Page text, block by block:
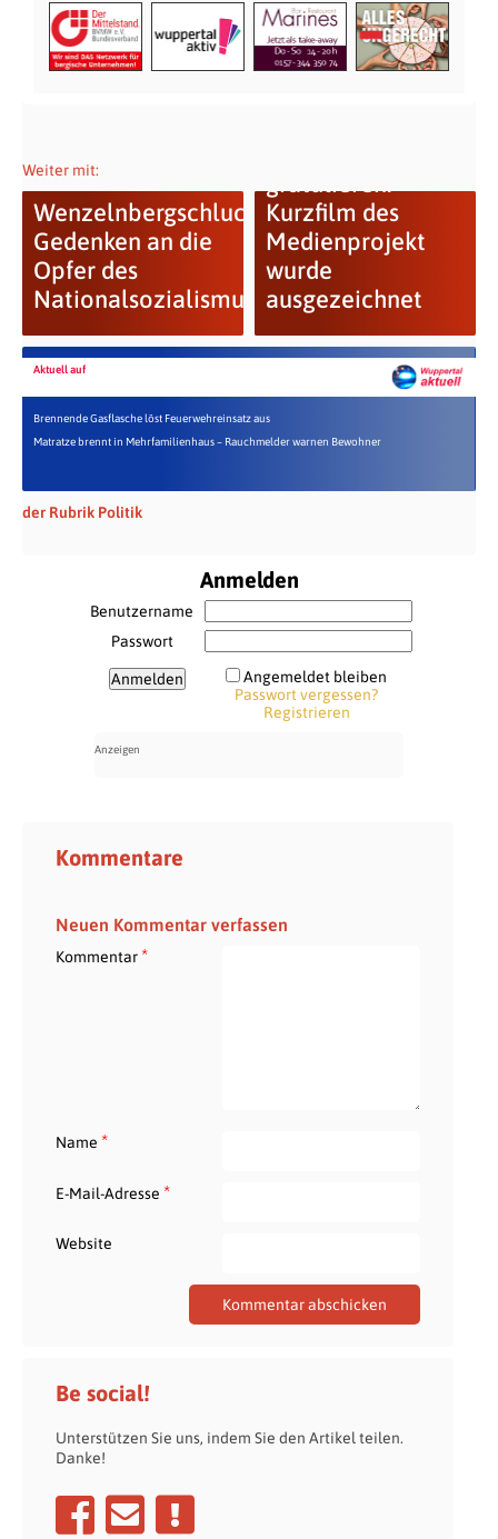
Weiter mit:
Wenzelnbergschlucht:
Gedenken an die
Opfer des
Nationalsozialismus
Kurzfilm des
Medienprojekt
wurde
ausgezeichnet
Aktuell auf
Brennende Gasflasche löst Feuerwehreinsatz aus
Matratze brennt in Mehrfamilienhaus – Rauchmelder warnen Bewohner
der Rubrik Politik
Anmelden
Benutzername
Passwort
Angemeldet bleiben
Passwort vergessen?
Registrieren
Kommentare
Neuen Kommentar verfassen
Kommentar*
Name *
E-Mail-Adresse *
Website
Be social!
Unterstützen Sie uns, indem Sie den Artikel teilen.
Danke!